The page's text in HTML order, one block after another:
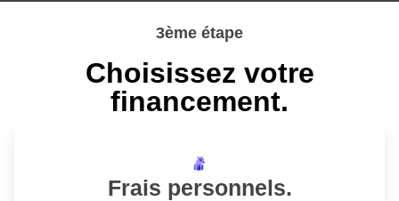
3ème étape
Choisissez votre
financement.
Frais personnels.